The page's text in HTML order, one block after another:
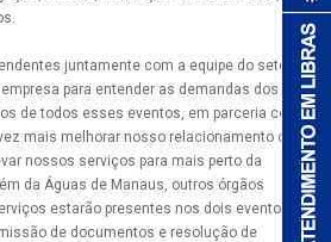
juntamente com a equipe do setor de
para entender as demandas dos
de todos esses eventos, em parceria com
mais melhorar nosso relacionamento com
nossos serviços para mais perto da
da Águas de Manaus, outros órgãos
estarão presentes nos dois eventos,
de documentos e resolução de